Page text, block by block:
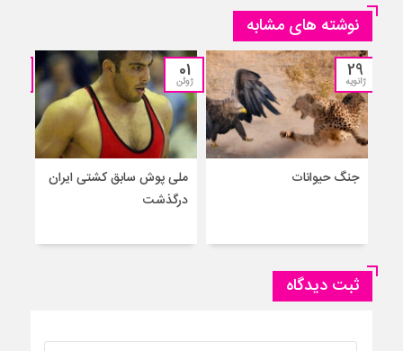
نوشته های مشابه
29
ژانویه
جنگ حیوانات
01
ژوئن
ملی پوش سابق کشتی ایران
درگذشت
ثبت دیدگاه